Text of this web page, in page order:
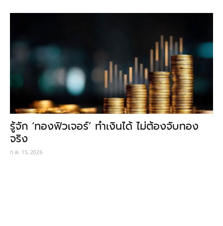
รู้จัก ‘ทองฟิวเจอร์’ ทำเงินได้ ไม่ต้องจับทอง
จริง
ก.ค. 15, 2026